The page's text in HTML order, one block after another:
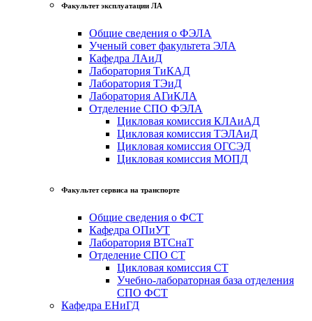
Факультет эксплуатации ЛА
Общие сведения о ФЭЛА
Ученый совет факультета ЭЛА
Кафедра ЛАиД
Лаборатория ТиКАД
Лаборатория ТЭиД
Лаборатория АГиКЛА
Отделение СПО ФЭЛА
Цикловая комиссия КЛАиАД
Цикловая комиссия ТЭЛАиД
Цикловая комиссия ОГСЭД
Цикловая комиссия МОПД
Факультет сервиса на транспорте
Общие сведения о ФСТ
Кафедра ОПиУТ
Лаборатория ВТСнаТ
Отделение СПО СТ
Цикловая комиссия СТ
Учебно-лабораторная база отделения
СПО ФСТ
Кафедра ЕНиГД